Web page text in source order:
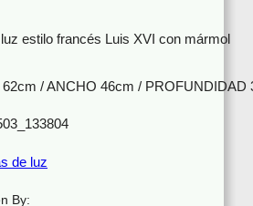
estilo francés Luis XVI con mármol
/ ANCHO 46cm / PROFUNDIDAD
de luz
By: